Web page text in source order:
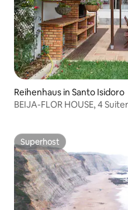
Reihenhaus in Santo Isidoro
BEIJA-FLOR HOUSE, 4
Superhost
Superhost